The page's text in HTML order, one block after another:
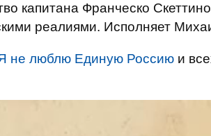
капитана Франческо
реалиями. Исполняет
не люблю Единую Россию и